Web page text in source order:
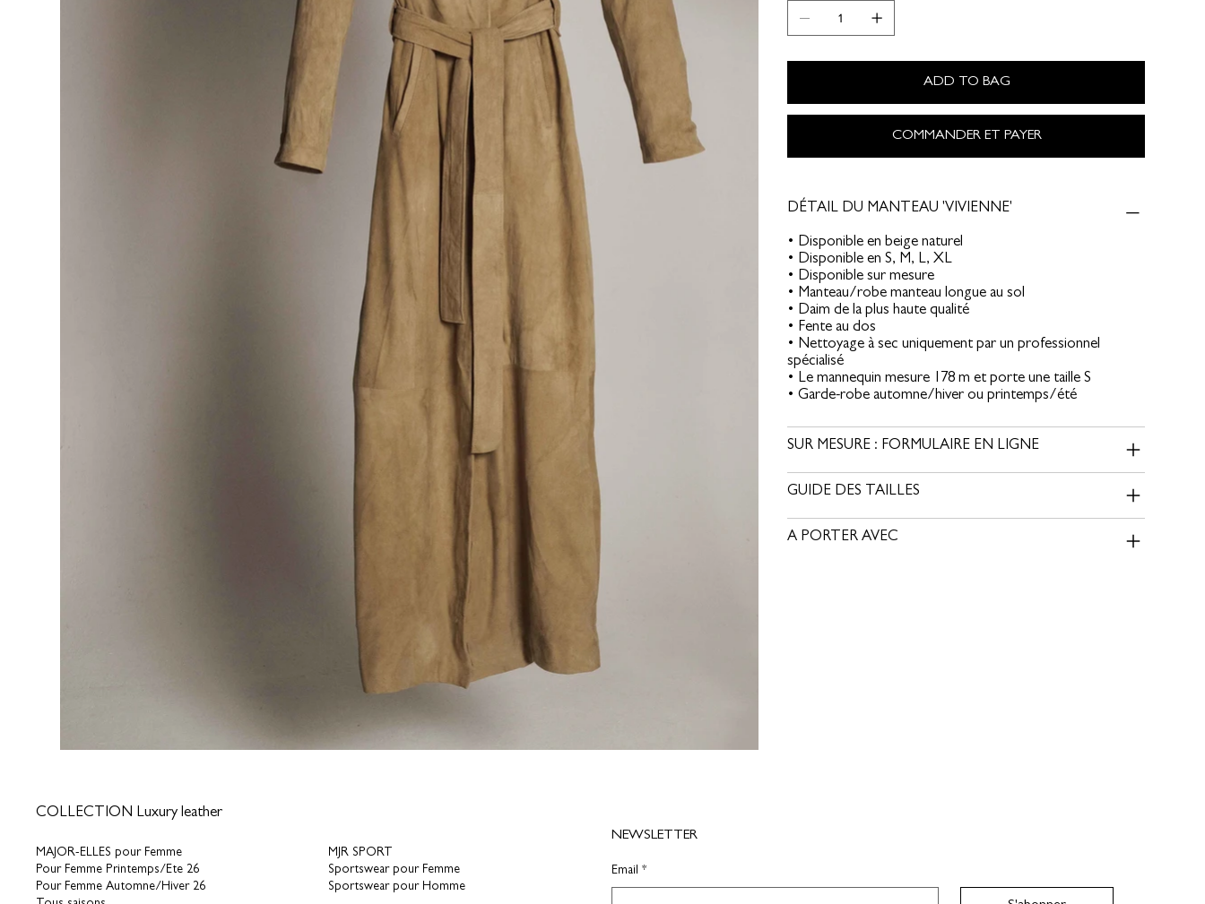
ADD TO BAG
COMMANDER ET PAYER
DÉTAIL DU MANTEAU 'VIVIENNE'
• Disponible en beige naturel
• Disponible en S, M, L, XL
• Disponible sur mesure
• Manteau/robe manteau longue au sol
• Daim de la plus haute qualité
• Fente au dos
• Nettoyage à sec uniquement par un professionnel
spécialisé
• Le mannequin mesure 178 m et porte une taille S
• Garde-robe automne/hiver ou printemps/été
SUR MESURE : FORMULAIRE EN LIGNE
GUIDE DES TAILLES
A PORTER AVEC
COLLECTION Luxury leather
MAJOR-ELLES pour Femme
Pour Femme Printemps/Ete 26
Pour Femme Automne/Hiver 26
MJR SPORT
Sportswear pour Femme
Sportswear pour Homme
NEWSLETTER
Email *